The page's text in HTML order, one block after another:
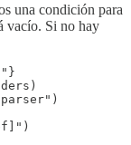
una condición para
vacío. Si no hay